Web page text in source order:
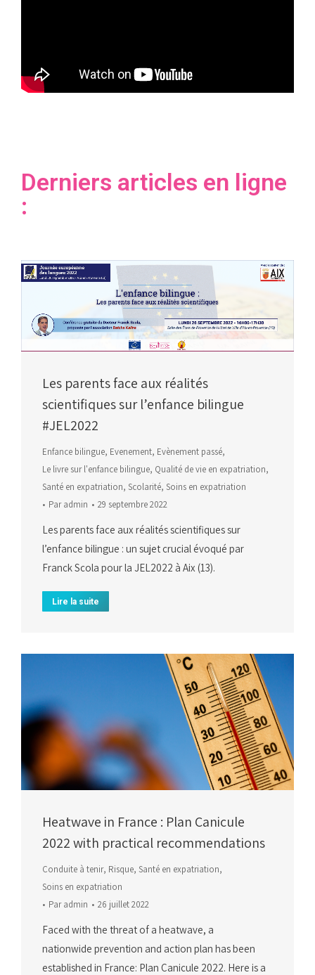
Derniers articles en ligne
:
Les parents face aux réalités
scientifiques sur l’enfance bilingue
#JEL2022
Enfance bilingue, Evenement, Evènement passé,
Le livre sur l'enfance bilingue, Qualité de vie en expatriation,
Santé en expatriation, Scolarité, Soins en expatriation
Paradmin 29 septembre 2022
Les parents face aux réalités scientifiques sur
l’enfance bilingue : un sujet crucial évoqué par
Franck Scola pour la JEL2022 à Aix (13).
Lire la suite
Heatwave in France : Plan Canicule
2022 with practical recommendations
Conduite à tenir, Risque, Santé en expatriation,
Soins en expatriation
Paradmin 26 juillet 2022
Faced with the threat of a heatwave, a
nationwide prevention and action plan has been
established in France: Plan Canicule 2022. Here is a